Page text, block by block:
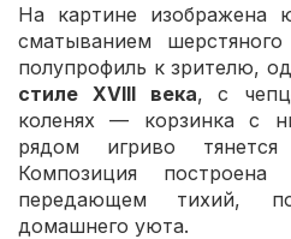
На картине изображена
сматыванием
полупрофиль к зрителю,
стиле XVIII века, с
коленях — корзинка с
рядом игриво
Композиция
передающем тихий,
домашнего уюта.